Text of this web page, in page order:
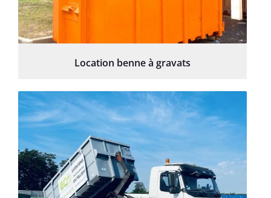
Location benne à gravats